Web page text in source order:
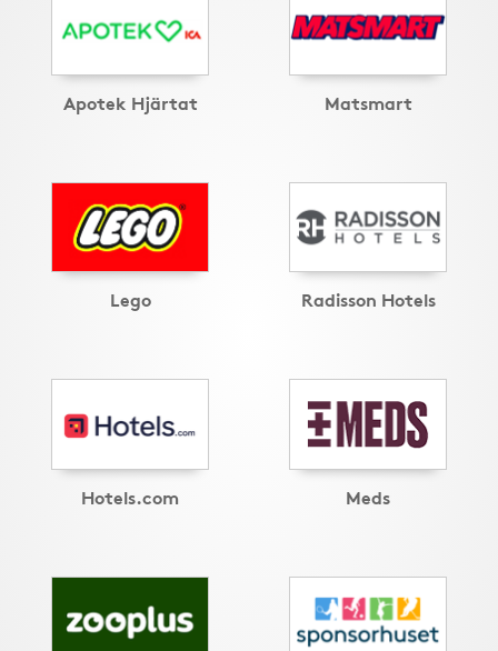
Apotek Hjärtat Matsmart
Lego Radisson Hotels
Hotels.com Meds